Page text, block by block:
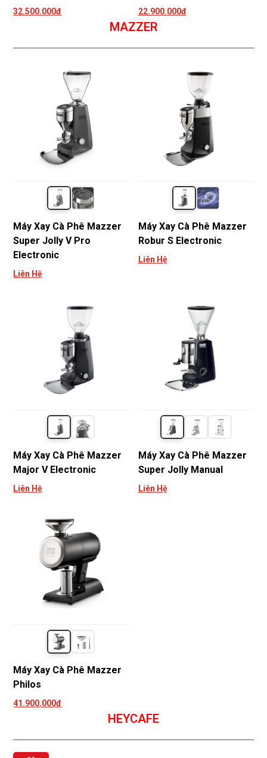
32.500.000đ 22.900.000đ
MAZZER
Máy Xay Cà Phê Mazzer
Super Jolly V Pro
Electronic
Liên Hệ
Máy Xay Cà Phê Mazzer
Robur S Electronic
Liên Hệ
Máy Xay Cà Phê Mazzer
Major V Electronic
Liên Hệ
Máy Xay Cà Phê Mazzer
Super Jolly Manual
Liên Hệ
Máy Xay Cà Phê Mazzer
Philos
41.900.000đ
HEYCAFE